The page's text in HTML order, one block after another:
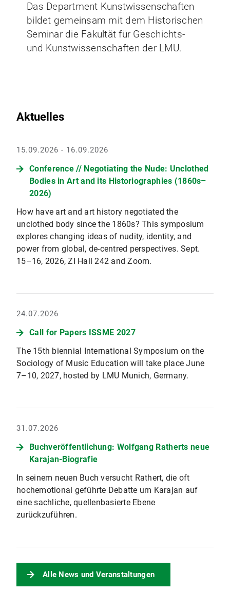
Das Department Kunstwissenschaften
bildet gemeinsam mit dem Historischen
Seminar die Fakultät für Geschichts-
und Kunstwissenschaften der LMU.
Aktuelles
15.09.2026 - 16.09.2026
Conference // Negotiating the Nude: Unclothed
Bodies in Art and its Historiographies (1860s–
2026)
How have art and art history negotiated the
unclothed body since the 1860s? This symposium
explores changing ideas of nudity, identity, and
power from global, de-centred perspectives. Sept.
15–16, 2026, ZI Hall 242 and Zoom.
24.07.2026
Call for Papers ISSME 2027
The 15th biennial International Symposium on the
Sociology of Music Education will take place June
7–10, 2027, hosted by LMU Munich, Germany.
31.07.2026
Buchveröffentlichung: Wolfgang Ratherts neue
Karajan-Biografie
In seinem neuen Buch versucht Rathert, die oft
hochemotional geführte Debatte um Karajan auf
eine sachliche, quellenbasierte Ebene
zurückzuführen.
Alle News und Veranstaltungen